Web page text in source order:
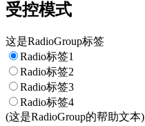
受控模式
这是RadioGroup标签
Radio标签1
Radio标签2
Radio标签3
Radio标签4
(这是RadioGroup的帮助文本)